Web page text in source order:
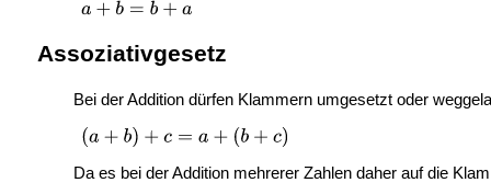
Assoziativgesetz
Bei der Addition dürfen Klammern umgesetzt oder
Da es bei der Addition mehrerer Zahlen daher auf die